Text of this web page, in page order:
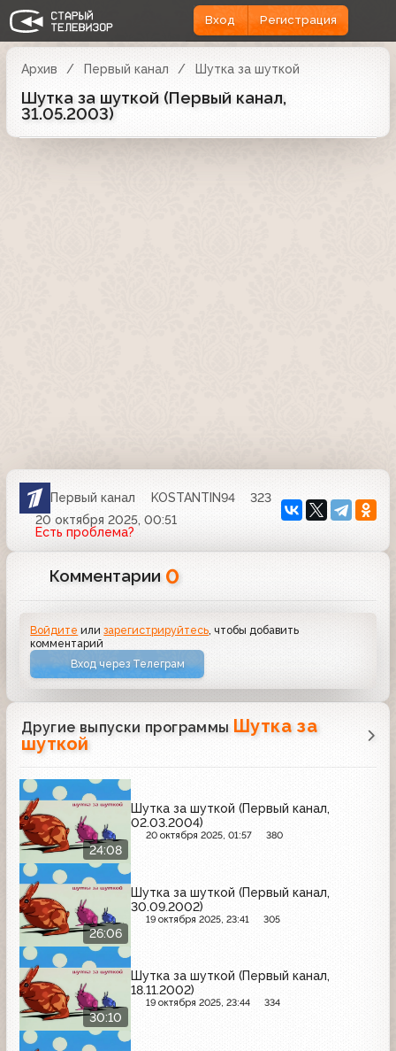
Вход Регистрация
Архив Первый канал Шутка за шуткой
Шутка за шуткой (Первый канал,
31.05.2003)
Первый канал KOSTANTIN94
323
20 октября 2025, 00:51
Есть проблема?
Комментарии 0
Войдите илизарегистрируйтесь , чтобы добавить
комментарий
Вход через Телеграм
Другие выпуски программы Шутка за
шуткой
24:08
Шутка за шуткой (Первый канал,
02.03.2004)
20 октября 2025, 01:57 380
26:06
Шутка за шуткой (Первый канал,
30.09.2002)
19 октября 2025, 23:41 305
30:10
Шутка за шуткой (Первый канал,
18.11.2002)
19 октября 2025, 23:44 334